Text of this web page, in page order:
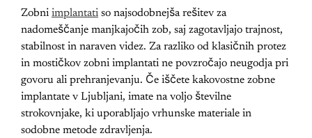
Zobni implantati so najsodobnejša rešitev za
nadomeščanje manjkajočih zob, saj zagotavljajo trajnost,
stabilnost in naraven videz. Za razliko od klasičnih protez
in mostičkov zobni implantati ne povzročajo neugodja pri
govoru ali prehranjevanju. Če iščete kakovostne zobne
implantate v Ljubljani, imate na voljo številne
strokovnjake, ki uporabljajo vrhunske materiale in
sodobne metode zdravljenja.